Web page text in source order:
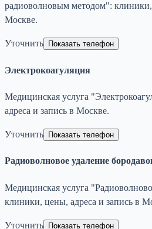
радиоволновым методом": клиники,
Москве.
Уточнить Показать телефон
Электрокоагуляция
Медицинская услуга
адреса и запись в Москве.
Уточнить Показать телефон
Радиоволновое удаление
Медицинская услуга
клиники, цены, адреса и запись в
Уточнить Показать телефон